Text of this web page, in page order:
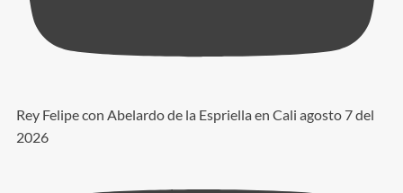
Rey Felipe con Abelardo de la Espriella en Cali agosto 7 del
2026